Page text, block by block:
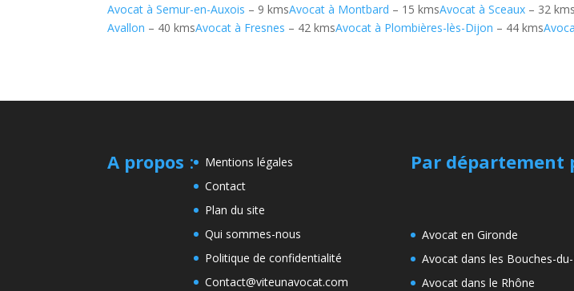
Avocat à Semur-en-Auxois – 9 kmsAvocat à Montbard – 15 kmsAvocat à Sceaux – 32
Avallon – 40 kmsAvocat à Fresnes – 42 kmsAvocat à Plombières-lès-Dijon – 44 kms
A propos :
Mentions légales
Contact
Plan du site
Qui sommes-nous
Politique de confidentialité
Contact@viteunavocat.com
Par département
Avocat en Gironde
Avocat dans les Bouches-
Avocat dans le Rhône